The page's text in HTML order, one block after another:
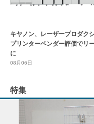
キヤノン、レーザープロダク
プリンターベンダー評価でリ
に
08月06日
特集